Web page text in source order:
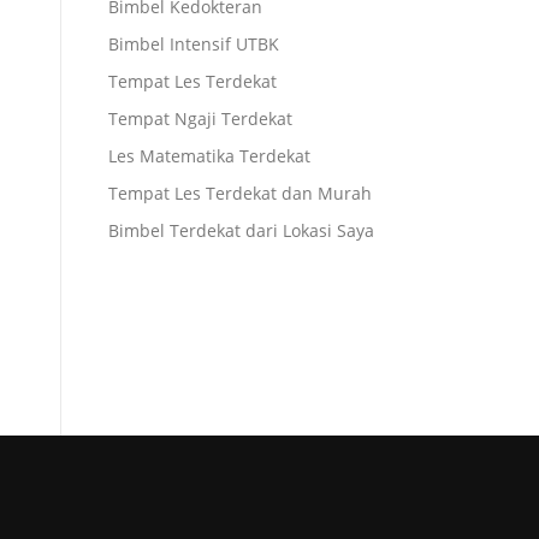
Bimbel Kedokteran
Bimbel Intensif UTBK
Tempat Les Terdekat
Tempat Ngaji Terdekat
Les Matematika Terdekat
Tempat Les Terdekat dan Murah
Bimbel Terdekat dari Lokasi Saya